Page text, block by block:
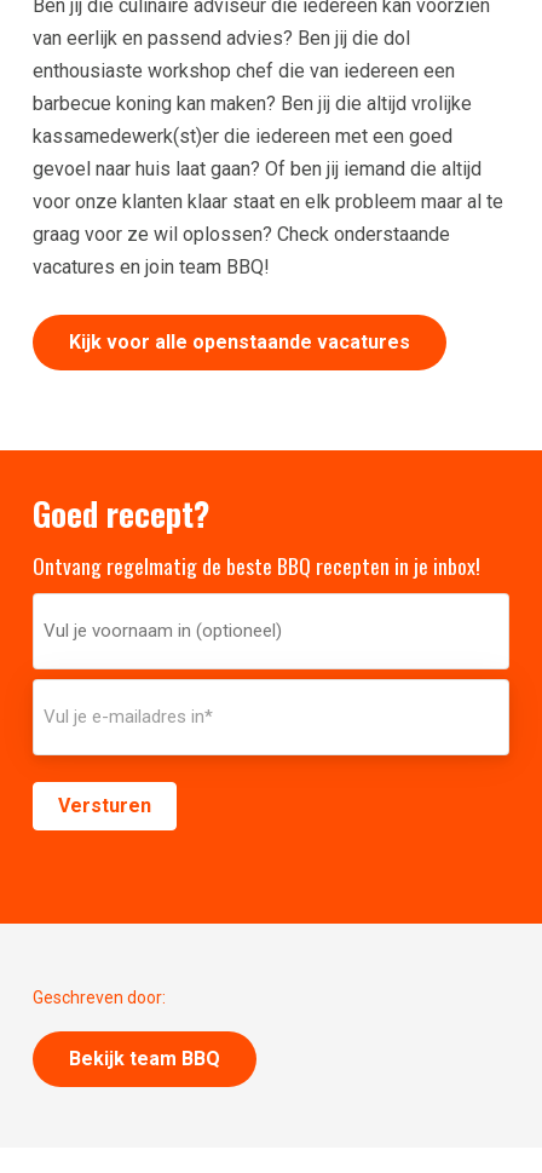
Ben jij die culinaire adviseur die iedereen kan voorzien
van eerlijk en passend advies? Ben jij die dol
enthousiaste workshop chef die van iedereen een
barbecue koning kan maken? Ben jij die altijd vrolijke
kassamedewerk(st)er die iedereen met een goed
gevoel naar huis laat gaan? Of ben jij iemand die altijd
voor onze klanten klaar staat en elk probleem maar al te
graag voor ze wil oplossen? Check onderstaande
vacatures en join team BBQ!
Kijk voor alle openstaande vacatures
Goed recept?
Ontvang regelmatig de beste BBQ recepten in je inbox!
Geschreven door:
Bekijk team BBQ